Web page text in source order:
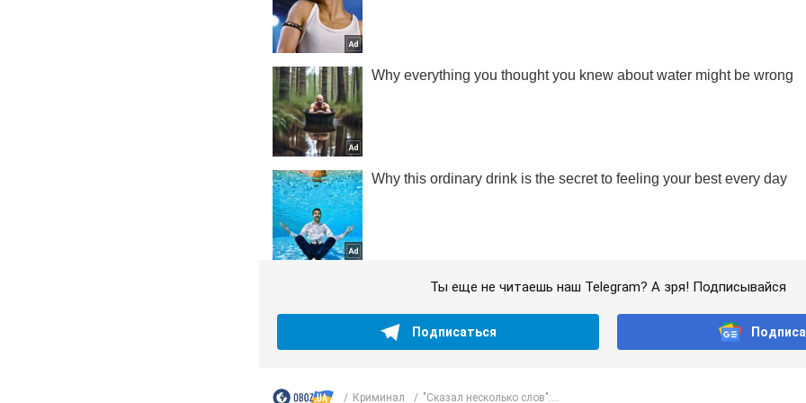
Ты еще не читаешь наш Telegram? А зря! Подписывайся
Подписаться
Криминал "Сказал несколько слов":...